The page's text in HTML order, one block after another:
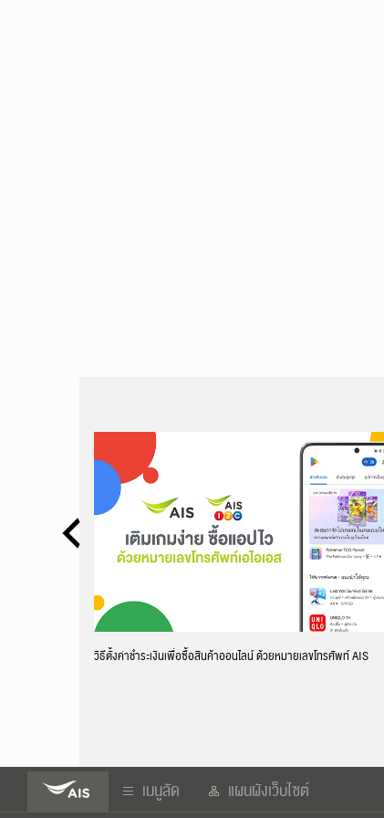
วิธีตั้งค่าชำระเงินเพื่อซื้อสินค้าออนไลน์ ด้วยหมายเลขโทรศัพท์ AIS
เมนูลัด แผนผังเว็บไซต์